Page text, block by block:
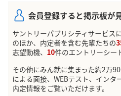
会員登録すると掲示板が
サントリーパブリシティサービス
のほか、内定者を含む先輩たちの
志望動機、 10件のエントリーシー
その他にみん就に集まった約2万
による面接、WEBテスト、インタ
内定情報をご覧いただけます。